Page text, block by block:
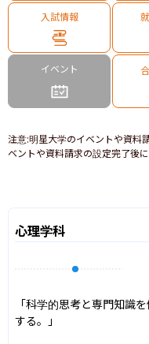
入試情報
イベント
注意:明星大学のイベントや資料
ベントや資料請求の設定完了後
心理学科
「科学的思考と専門知識
する。」